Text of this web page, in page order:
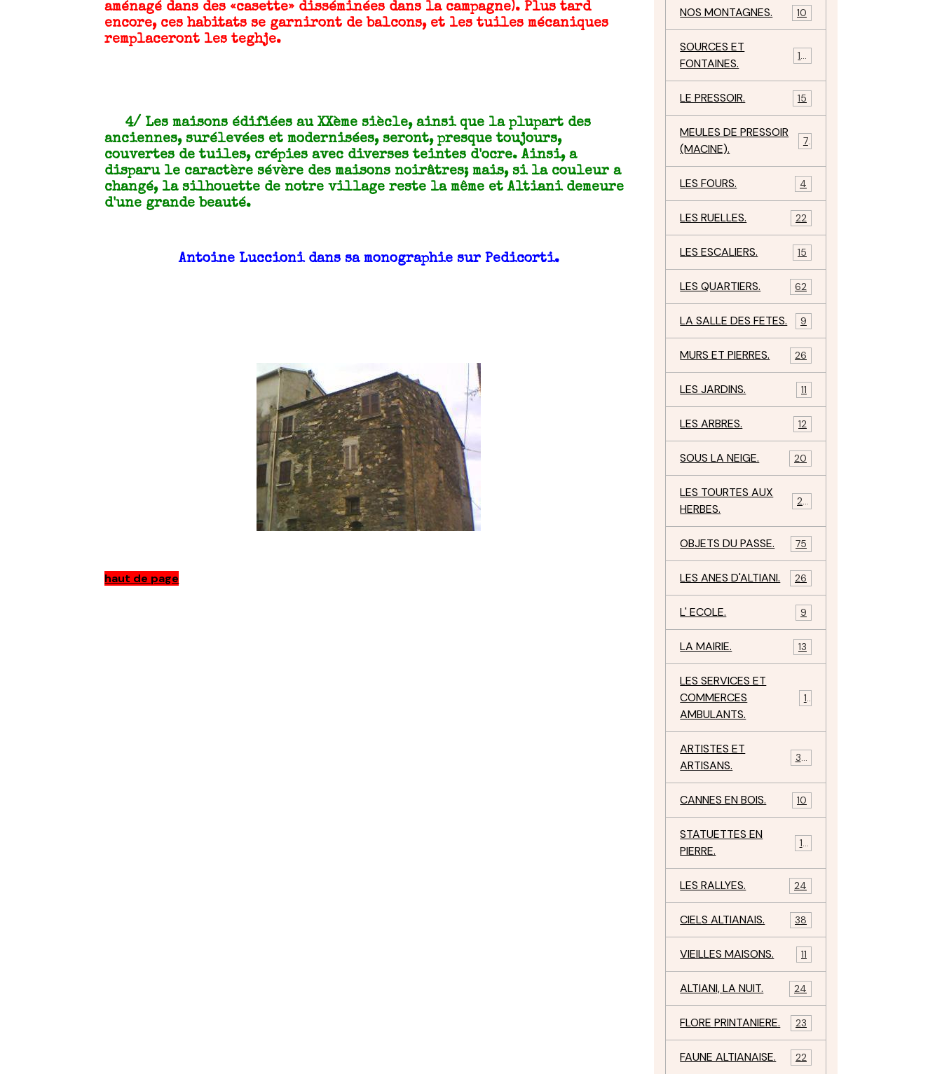
aménagé dans des «casette» disséminées dans la campagne). Plus tard
encore, ces habitats se garniront de balcons, et les tuiles mécaniques
remplaceront les teghje.
4/ Les maisons édifiées au XXème siècle, ainsi que la plupart des
anciennes, surélevées et modernisées, seront, presque toujours,
couvertes de tuiles, crépies avec diverses teintes d'ocre. Ainsi, a
disparu le caractère sévère des maisons noirâtres; mais, si la couleur a
changé, la silhouette de notre village reste la même et Altiani demeure
d'une grande beauté.
Antoine Luccioni dans sa monographie sur Pedicorti.
haut de page
NOS MONTAGNES. 10
SOURCES ET
FONTAINES.
10
LE PRESSOIR. 15
MEULES DE PRESSOIR
(MACINE).
7
LES FOURS. 4
LES RUELLES. 22
LES ESCALIERS. 15
LES QUARTIERS. 62
LA SALLE DES FETES. 9
MURS ET PIERRES. 26
LES JARDINS. 11
LES ARBRES. 12
SOUS LA NEIGE. 20
LES TOURTES AUX
HERBES.
29
OBJETS DU PASSE. 75
LES ANES D'ALTIANI. 26
L' ECOLE. 9
LA MAIRIE. 13
LES SERVICES ET
COMMERCES
AMBULANTS.
11
ARTISTES ET
ARTISANS.
34
CANNES EN BOIS. 10
STATUETTES EN
PIERRE.
17
LES RALLYES. 24
CIELS ALTIANAIS. 38
VIEILLES MAISONS. 11
ALTIANI, LA NUIT. 24
FLORE PRINTANIERE. 23
FAUNE ALTIANAISE. 22